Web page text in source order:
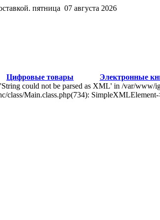
пятница 07 августа 2026
Цифровые товары
Электронные
could not be parsed as XML' in /var/
class/Main.class.php(734):